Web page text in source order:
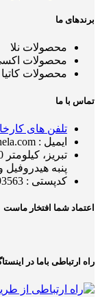
برندهای ما
محصولات نلا
محصولات
محصولات کاتیا
تماس با ما
تلفن های
ایمیل : info@diginela.com
پنبه هیدروفیل و
کدپستی : 5159193563
اعتماد شما افتخار ماست
راه ارتباطی باما در